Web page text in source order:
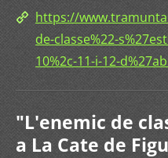
https://
de-classe%22-
10%2c-11-i-12-
"L'enemic de
a La Cate de